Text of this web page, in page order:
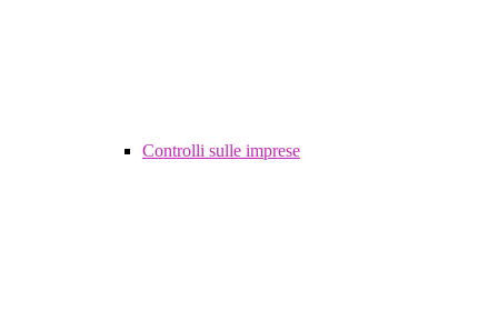
Controlli sulle imprese